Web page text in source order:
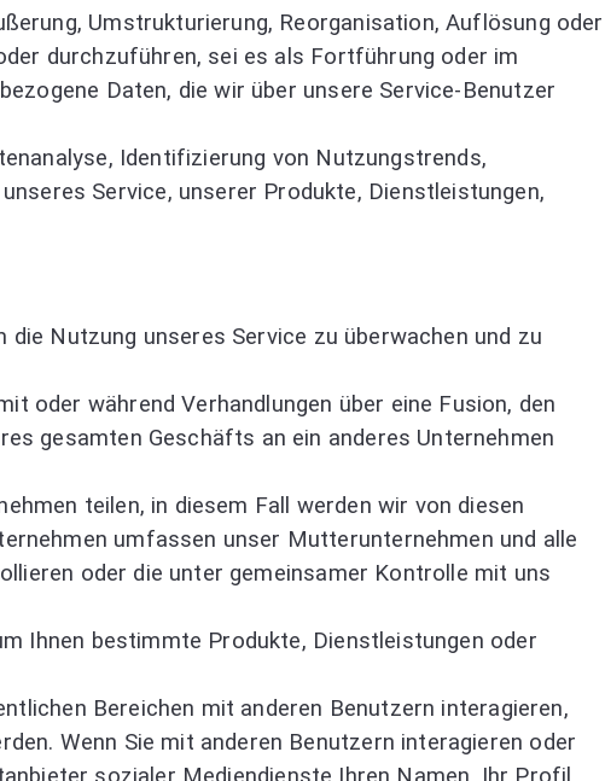
Umstrukturierung, Reorganisation, Auflösung oder
durchzuführen, sei es als Fortführung oder im
Daten, die wir über unsere Service-Benutzer
Identifizierung von Nutzungstrends,
Service, unserer Produkte, Dienstleistungen,
Nutzung unseres Service zu überwachen und zu
oder während Verhandlungen über eine Fusion, den
gesamten Geschäfts an ein anderes Unternehmen
teilen, in diesem Fall werden wir von diesen
umfassen unser Mutterunternehmen und alle
oder die unter gemeinsamer Kontrolle mit uns
Ihnen bestimmte Produkte, Dienstleistungen oder
Bereichen mit anderen Benutzern interagieren,
Wenn Sie mit anderen Benutzern interagieren oder